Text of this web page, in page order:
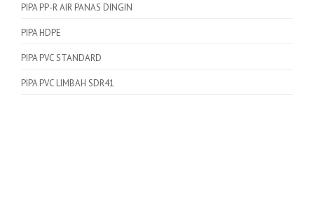
PIPA PP-R AIR PANAS DINGIN
PIPA HDPE
PIPA PVC STANDARD
PIPA PVC LIMBAH SDR41